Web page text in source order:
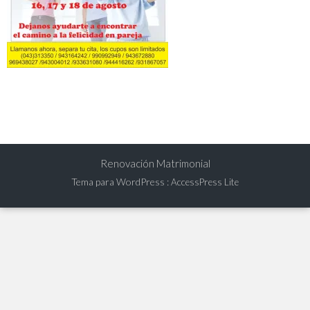
Renovación Matrimonial
Tema para WordPress :AccessPress Lite